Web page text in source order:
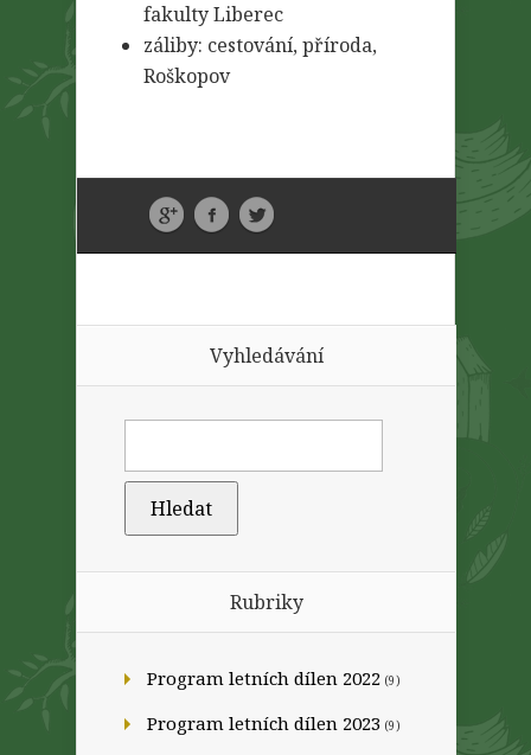
fakulty Liberec
záliby: cestování, příroda,
Roškopov
Vyhledávání
Rubriky
Program letních dílen 2022 (9)
Program letních dílen 2023 (9)